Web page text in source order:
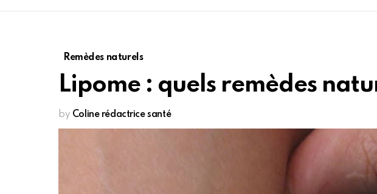
Remèdes naturels
Lipome : quels remèdes
by Coline rédactrice santé